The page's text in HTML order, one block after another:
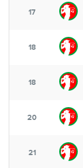
17
18
18
20
21